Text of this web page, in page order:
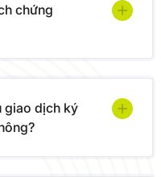
chứng
giao dịch ký